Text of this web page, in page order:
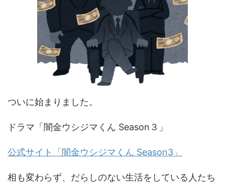
ついに始まりました。
ドラマ「闇金ウシジマくん Season３」
公式サイト「闇金ウシジマくん Season3」
相も変わらず、だらしのない生活をしている人たち